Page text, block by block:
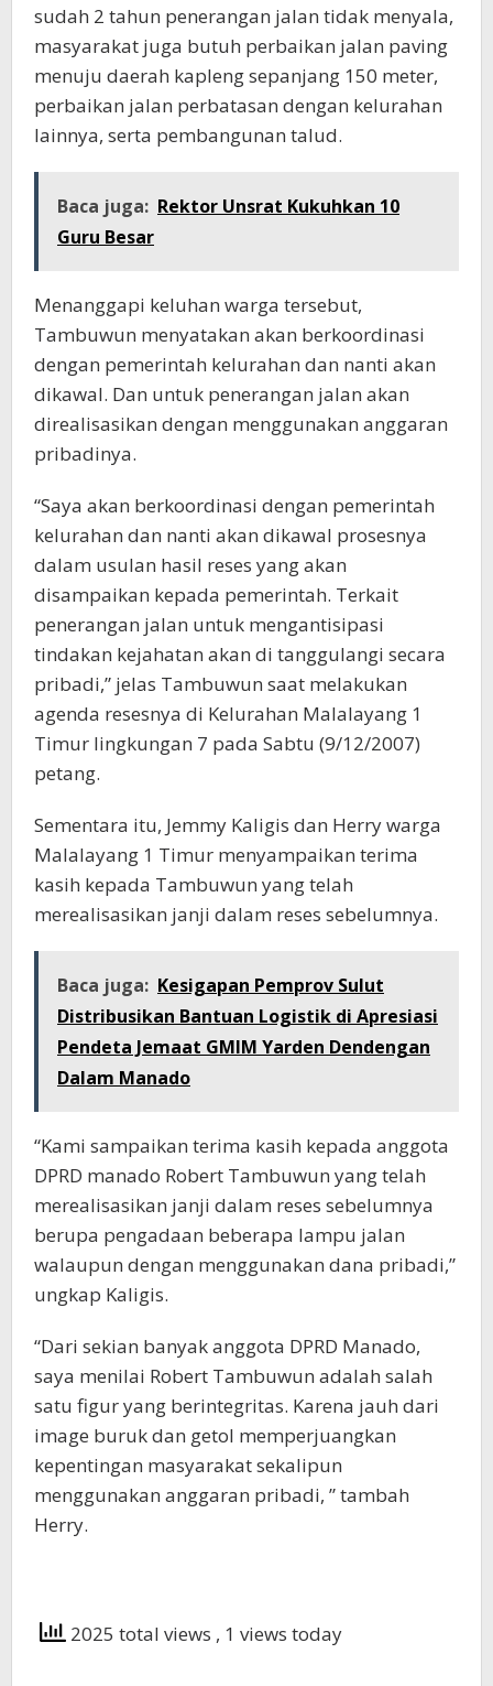
sudah 2 tahun penerangan jalan tidak menyala,
masyarakat juga butuh perbaikan jalan paving
menuju daerah kapleng sepanjang 150 meter,
perbaikan jalan perbatasan dengan kelurahan
lainnya, serta pembangunan talud.
Baca juga: Rektor Unsrat Kukuhkan 10
Guru Besar
Menanggapi keluhan warga tersebut,
Tambuwun menyatakan akan berkoordinasi
dengan pemerintah kelurahan dan nanti akan
dikawal. Dan untuk penerangan jalan akan
direalisasikan dengan menggunakan anggaran
pribadinya.
“Saya akan berkoordinasi dengan pemerintah
kelurahan dan nanti akan dikawal prosesnya
dalam usulan hasil reses yang akan
disampaikan kepada pemerintah. Terkait
penerangan jalan untuk mengantisipasi
tindakan kejahatan akan di tanggulangi secara
pribadi,” jelas Tambuwun saat melakukan
agenda resesnya di Kelurahan Malalayang 1
Timur lingkungan 7 pada Sabtu (9/12/2007)
petang.
Sementara itu, Jemmy Kaligis dan Herry warga
Malalayang 1 Timur menyampaikan terima
kasih kepada Tambuwun yang telah
merealisasikan janji dalam reses sebelumnya.
Baca juga: Kesigapan Pemprov Sulut
Distribusikan Bantuan Logistik di Apresiasi
Pendeta Jemaat GMIM Yarden Dendengan
Dalam Manado
“Kami sampaikan terima kasih kepada anggota
DPRD manado Robert Tambuwun yang telah
merealisasikan janji dalam reses sebelumnya
berupa pengadaan beberapa lampu jalan
walaupun dengan menggunakan dana pribadi,”
ungkap Kaligis.
“Dari sekian banyak anggota DPRD Manado,
saya menilai Robert Tambuwun adalah salah
satu figur yang berintegritas. Karena jauh dari
image buruk dan getol memperjuangkan
kepentingan masyarakat sekalipun
menggunakan anggaran pribadi, ” tambah
Herry.
2025 total views , 1 views today